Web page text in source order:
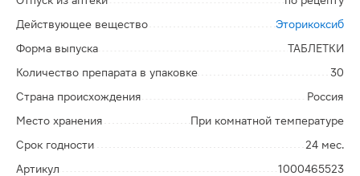
Действующее вещество
Эторикоксиб
Форма выпуска
ТАБЛЕТКИ
Количество препарата в упаковке
30
Страна происхождения
Россия
Место хранения
При комнатной температуре
Срок годности
24 мес.
Артикул
1000465523